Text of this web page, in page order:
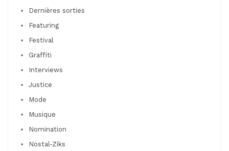
Dernières sorties
Featuring
Festival
Graffiti
Interviews
Justice
Mode
Musique
Nomination
Nostal-Ziks